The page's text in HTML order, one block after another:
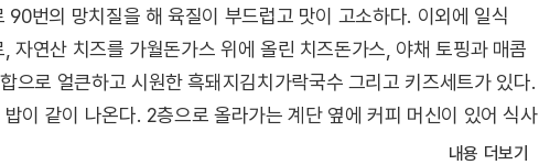
번의 망치질을 해 육질이 부드럽고 맛이 고소하다. 이외에 일식
연산 치즈를 가월돈가스 위에 올린 치즈돈가스, 야채 토핑과 매콤
으로 얼큰하고 시원한 흑돼지김치가락국수 그리고 키즈세트가 있다.
이 같이 나온다. 2층으로 올라가는 계단 옆에 커피 머신이 있어 식사
내용 더보기